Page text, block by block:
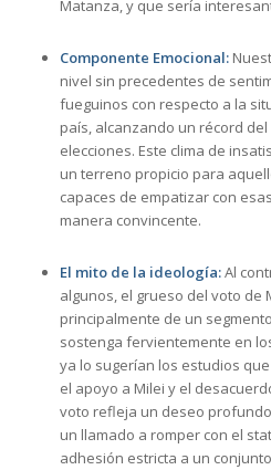
Matanza, y que sería
Componente Emocional:
nivel sin precedentes de
fueguinos con respecto a la
país, alcanzando un récord
elecciones. Este clima de
un terreno propicio para
capaces de empatizar con
manera convincente.
El mito de la ideología:Al
algunos, el grueso del voto de
principalmente de un
sostenga fervientemente en
ya lo sugerían los estudios
el apoyo a Milei y el
voto refleja un deseo
un llamado a romper con el
adhesión estricta a un